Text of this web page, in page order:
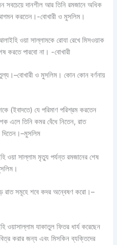
দানশীল আর তিনি রমজানে অধিক
করতেন।-বোখারী ও মুসলিম।
ওয়া সাল্লামকে রোযা রেখে মিসওয়াক
করতে পারবো না। -বোখারী
ও মুসলিম। কোন কোন বর্ণনায়
(ইবাদতে) যে পরিমাণ পরিশ্রম করতেন
এলে তিনি কমর বেঁধে নিতেন, রাত
দিতেন।–মুসলিম
ওয়া সাল্লাম মৃত্যু পর্যন্ত রমজানের শেষ
রাত সমূহে শবে কদর অন্বেষণ করো।–
যাকাতুল ফিতর ধার্য করেছেন
করার জন্য এবং মিসকিন ব্যক্তিদের